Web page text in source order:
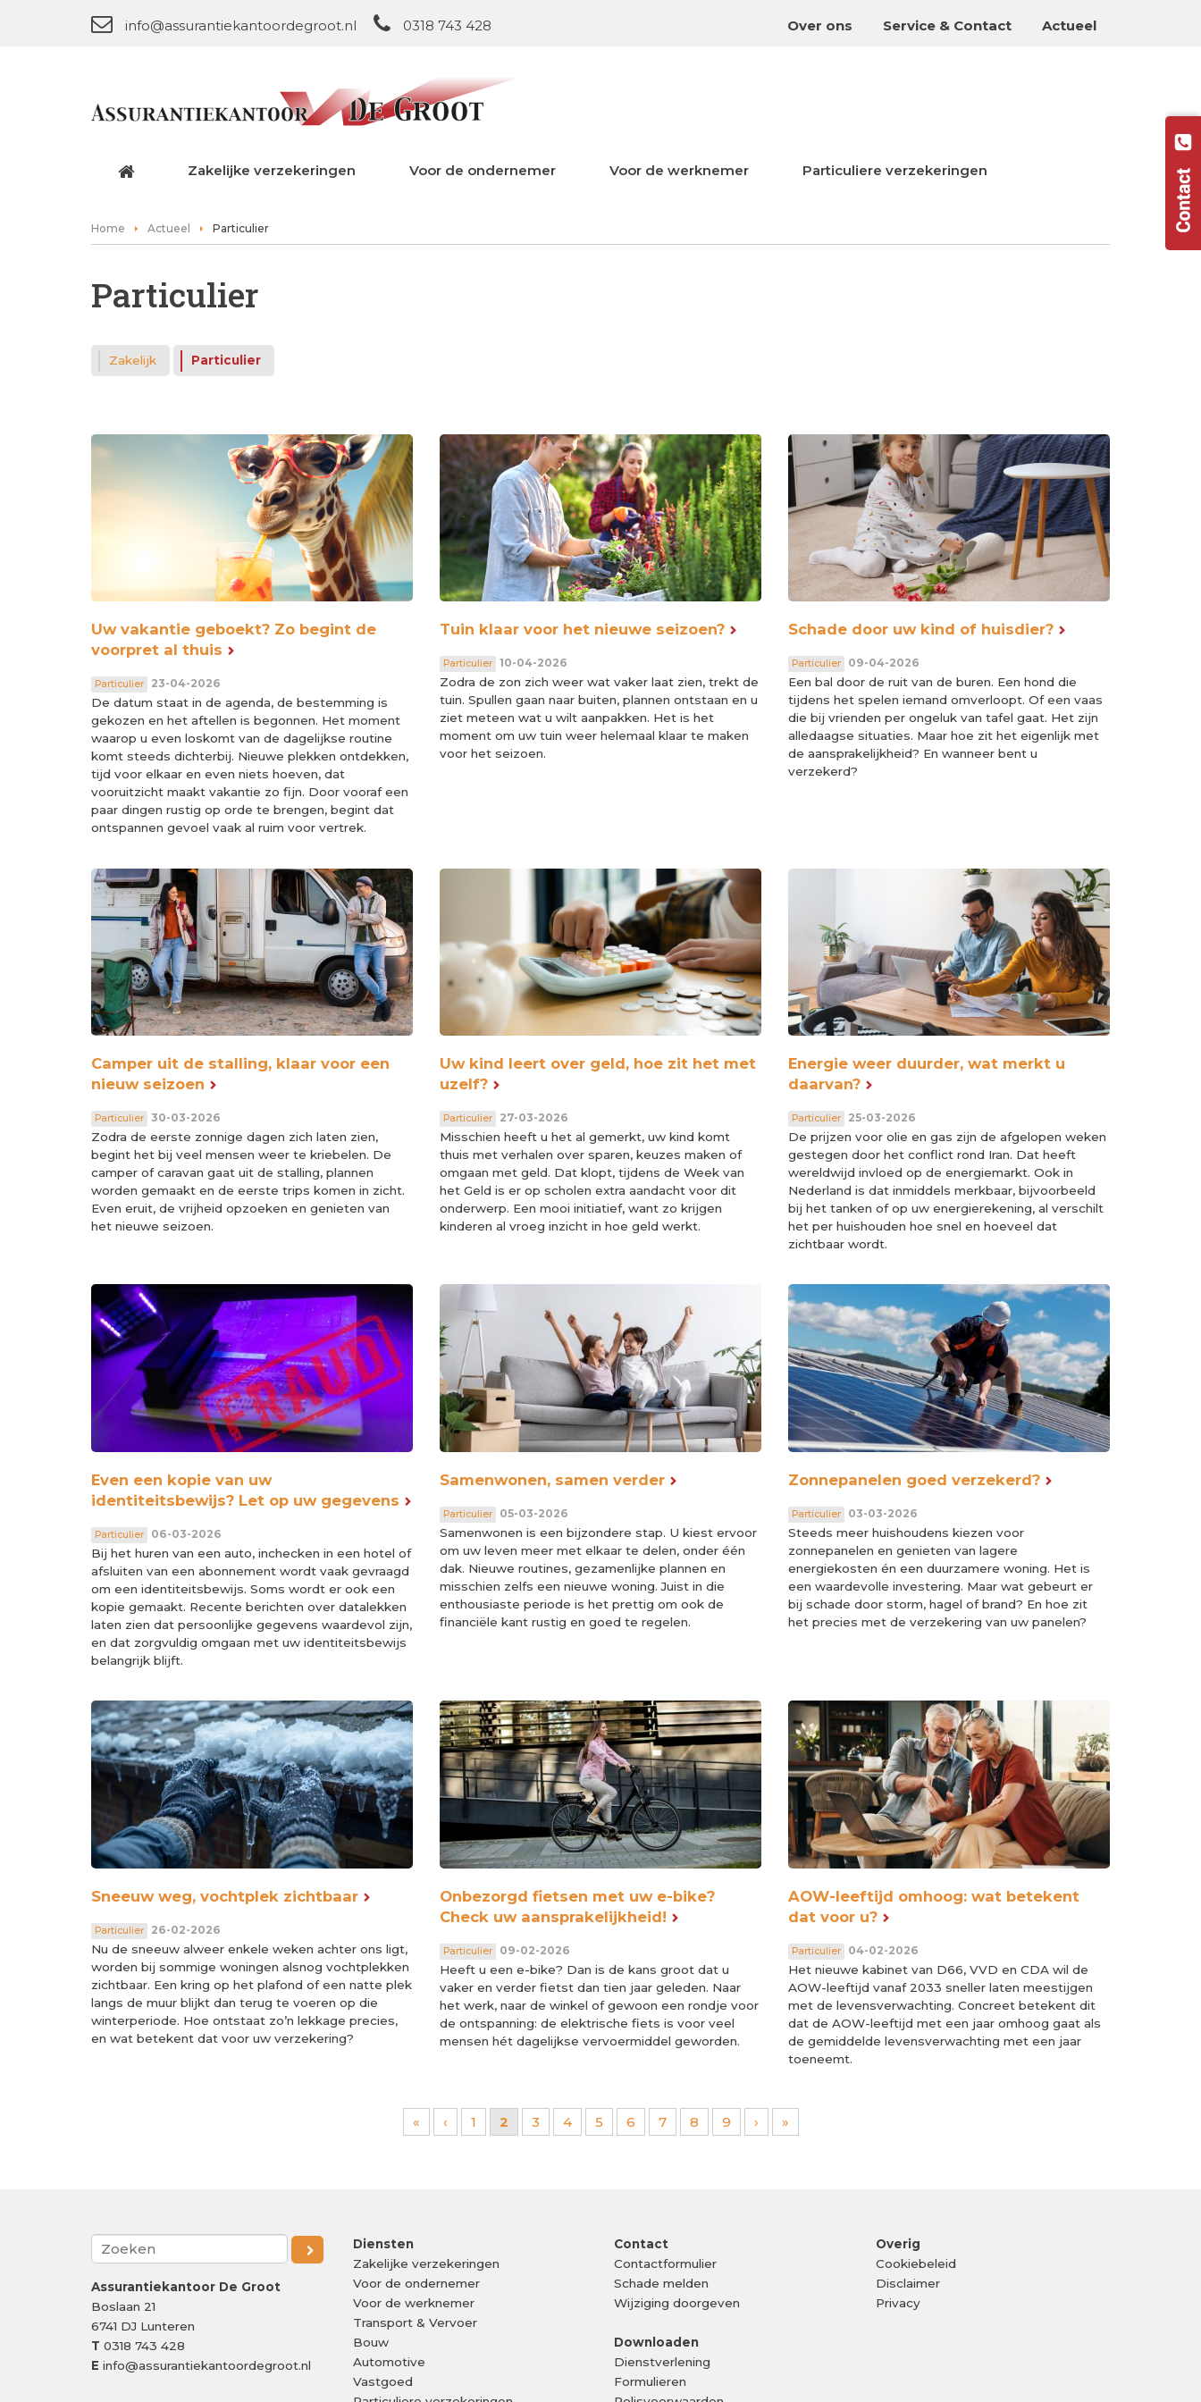
info@assurantiekantoordegroot.nl 0318 743 428 Over ons Service & Contact Actueel
Zakelijke verzekeringen Voor de ondernemer Voor de werknemer Particuliere verzekeringen
Home Actueel Particulier
Particulier
Zakelijk Particulier
Uw vakantie geboekt? Zo begint de
voorpret al thuis
Particulier 23-04-2026
De datum staat in de agenda, de bestemming is
gekozen en het aftellen is begonnen. Het moment
waarop u even loskomt van de dagelijkse routine
komt steeds dichterbij. Nieuwe plekken ontdekken,
tijd voor elkaar en even niets hoeven, dat
vooruitzicht maakt vakantie zo fijn. Door vooraf een
paar dingen rustig op orde te brengen, begint dat
ontspannen gevoel vaak al ruim voor vertrek.
Tuin klaar voor het nieuwe seizoen?
Particulier 10-04-2026
Zodra de zon zich weer wat vaker laat zien, trekt de
tuin. Spullen gaan naar buiten, plannen ontstaan en u
ziet meteen wat u wilt aanpakken. Het is het
moment om uw tuin weer helemaal klaar te maken
voor het seizoen.
Schade door uw kind of huisdier?
Particulier 09-04-2026
Een bal door de ruit van de buren. Een hond die
tijdens het spelen iemand omverloopt. Of een vaas
die bij vrienden per ongeluk van tafel gaat. Het zijn
alledaagse situaties. Maar hoe zit het eigenlijk met
de aansprakelijkheid? En wanneer bent u
verzekerd?
Camper uit de stalling, klaar voor een
nieuw seizoen
Particulier 30-03-2026
Zodra de eerste zonnige dagen zich laten zien,
begint het bij veel mensen weer te kriebelen. De
camper of caravan gaat uit de stalling, plannen
worden gemaakt en de eerste trips komen in zicht.
Even eruit, de vrijheid opzoeken en genieten van
het nieuwe seizoen.
Uw kind leert over geld, hoe zit het met
uzelf?
Particulier 27-03-2026
Misschien heeft u het al gemerkt, uw kind komt
thuis met verhalen over sparen, keuzes maken of
omgaan met geld. Dat klopt, tijdens de Week van
het Geld is er op scholen extra aandacht voor dit
onderwerp. Een mooi initiatief, want zo krijgen
kinderen al vroeg inzicht in hoe geld werkt.
Energie weer duurder, wat merkt u
daarvan?
Particulier 25-03-2026
De prijzen voor olie en gas zijn de afgelopen weken
gestegen door het conflict rond Iran. Dat heeft
wereldwijd invloed op de energiemarkt. Ook in
Nederland is dat inmiddels merkbaar, bijvoorbeeld
bij het tanken of op uw energierekening, al verschilt
het per huishouden hoe snel en hoeveel dat
zichtbaar wordt.
Even een kopie van uw
identiteitsbewijs? Let op uw gegevens
Particulier 06-03-2026
Bij het huren van een auto, inchecken in een hotel of
afsluiten van een abonnement wordt vaak gevraagd
om een identiteitsbewijs. Soms wordt er ook een
kopie gemaakt. Recente berichten over datalekken
laten zien dat persoonlijke gegevens waardevol zijn,
en dat zorgvuldig omgaan met uw identiteitsbewijs
belangrijk blijft.
Samenwonen, samen verder
Particulier 05-03-2026
Samenwonen is een bijzondere stap. U kiest ervoor
om uw leven meer met elkaar te delen, onder één
dak. Nieuwe routines, gezamenlijke plannen en
misschien zelfs een nieuwe woning. Juist in die
enthousiaste periode is het prettig om ook de
financiële kant rustig en goed te regelen.
Zonnepanelen goed verzekerd?
Particulier 03-03-2026
Steeds meer huishoudens kiezen voor
zonnepanelen en genieten van lagere
energiekosten én een duurzamere woning. Het is
een waardevolle investering. Maar wat gebeurt er
bij schade door storm, hagel of brand? En hoe zit
het precies met de verzekering van uw panelen?
Sneeuw weg, vochtplek zichtbaar
Particulier 26-02-2026
Nu de sneeuw alweer enkele weken achter ons ligt,
worden bij sommige woningen alsnog vochtplekken
zichtbaar. Een kring op het plafond of een natte plek
langs de muur blijkt dan terug te voeren op die
winterperiode. Hoe ontstaat zo’n lekkage precies,
en wat betekent dat voor uw verzekering?
Onbezorgd fietsen met uw e-bike?
Check uw aansprakelijkheid!
Particulier 09-02-2026
Heeft u een e-bike? Dan is de kans groot dat u
vaker en verder fietst dan tien jaar geleden. Naar
het werk, naar de winkel of gewoon een rondje voor
de ontspanning: de elektrische fiets is voor veel
mensen hét dagelijkse vervoermiddel geworden.
AOW-leeftijd omhoog: wat betekent
dat voor u?
Particulier 04-02-2026
Het nieuwe kabinet van D66, VVD en CDA wil de
AOW-leeftijd vanaf 2033 sneller laten meestijgen
met de levensverwachting. Concreet betekent dit
dat de AOW-leeftijd met een jaar omhoog gaat als
de gemiddelde levensverwachting met een jaar
toeneemt.
« ‹ 1 2 3 4 5 6 7 8 9 › »
Assurantiekantoor De Groot
Boslaan 21
6741 DJ Lunteren
T 0318 743 428
E info@assurantiekantoordegroot.nl
Diensten
Zakelijke verzekeringen
Voor de ondernemer
Voor de werknemer
Transport & Vervoer
Bouw
Automotive
Vastgoed
Contact
Contactformulier
Schade melden
Wijziging doorgeven
Downloaden
Dienstverlening
Formulieren
Overig
Cookiebeleid
Disclaimer
Privacy